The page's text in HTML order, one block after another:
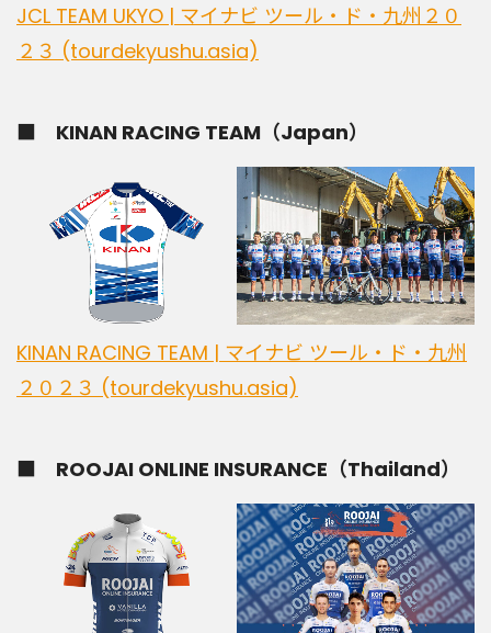
JCL TEAM UKYO | マイナビ ツール・ド・九州２０
２３ (tourdekyushu.asia)
■ KINAN RACING TEAM（Japan）
KINAN RACING TEAM | マイナビ ツール・ド・九州
２０２３ (tourdekyushu.asia)
■ ROOJAI ONLINE INSURANCE（Thailand）